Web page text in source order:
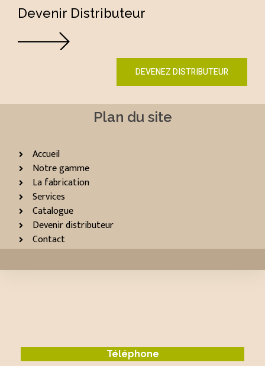
Devenir Distributeur
DEVENEZ DISTRIBUTEUR
Plan du site
Accueil
Notre gamme
La fabrication
Services
Catalogue
Devenir distributeur
Contact
Téléphone